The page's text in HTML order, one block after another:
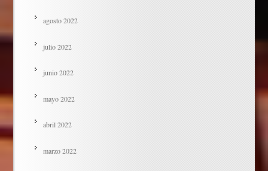
agosto 2022
julio 2022
junio 2022
mayo 2022
abril 2022
marzo 2022